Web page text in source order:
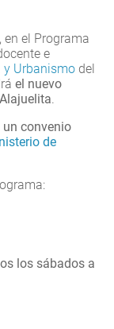
en el Programa
e
y Urbanismo del
el nuevo
.
un convenio
de
los sábados a